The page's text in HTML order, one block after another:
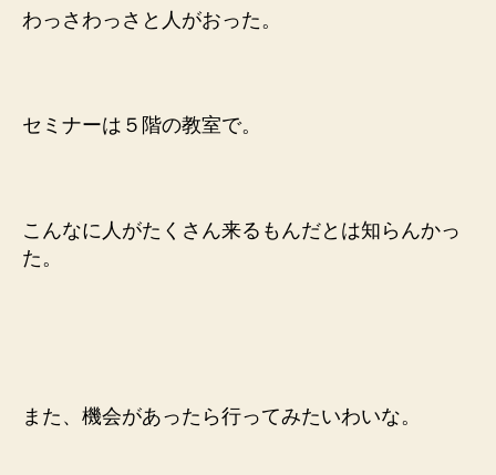
わっさわっさと人がおった。
セミナーは５階の教室で。
こんなに人がたくさん来るもんだとは知らんかっ
た。
また、機会があったら行ってみたいわいな。